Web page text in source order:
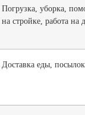
Погрузка, уборка,
на стройке, работа на
Доставка еды, посылок